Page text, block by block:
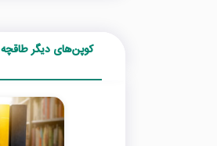
کوپن‌های دیگر طاقچه